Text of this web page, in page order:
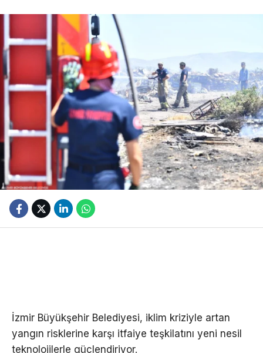
İzmir Büyükşehir Belediyesi, iklim kriziyle artan
yangın risklerine karşı itfaiye teşkilatını yeni nesil
teknolojilerle güçlendiriyor.